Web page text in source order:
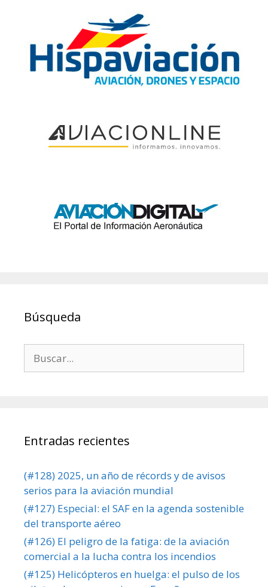
Búsqueda
Entradas recientes
(#128) 2025, un año de récords y de avisos
serios para la aviación mundial
(#127) Especial: el SAF en la agenda sostenible
del transporte aéreo
(#126) El peligro de la fatiga: de la aviación
comercial a la lucha contra los incendios
(#125) Helicópteros en huelga: el pulso de los